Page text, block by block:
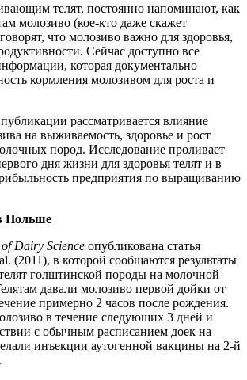
телят, постоянно напоминают, как
молозиво (кое-кто даже скажет
что молозиво важно для здоровья,
Сейчас доступно все
которая документально
кормления молозивом для роста и
рассматривается влияние
на выживаемость, здоровье и рост
пород. Исследование проливает
дня жизни для здоровья телят и в
предприятия по выращиванию
Польше
of Dairy Science опубликована статья
(2011), в которой сообщаются результаты
голштинской породы на молочной
давали молозиво первой дойки от
примерно 2 часов после рождения.
в течение следующих 3 дней и
с обычным расписанием доек на
инъекции аутогенной вакцины на 2-й